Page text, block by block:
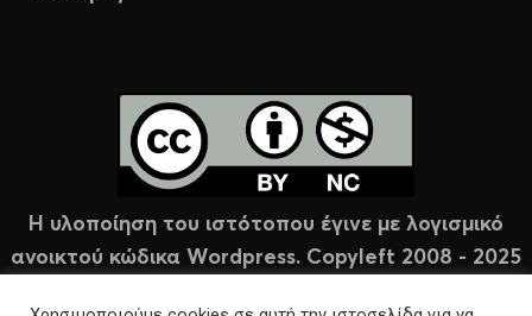
Η υλοποίηση του ιστότοπου έγινε με λογισμικό
ανοικτού κώδικα Wordpress. Copyleft 2008 - 2025